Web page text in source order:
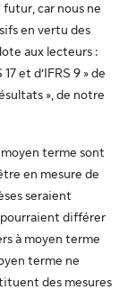
car nous ne
en vertu des
aux lecteurs :
et d’IFRS 9 » de
», de notre
terme sont
en mesure de
seraient
pourraient différer
à moyen terme
terme ne
des mesures